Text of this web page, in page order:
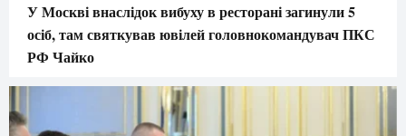
У Москві внаслідок вибуху в ресторані загинули 5
осіб, там святкував ювілей головнокомандувач ПКС
РФ Чайко